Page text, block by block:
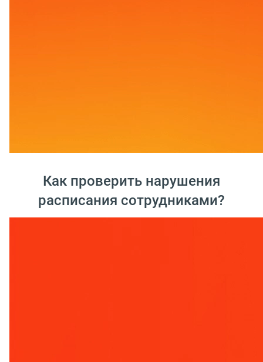
Как проверить нарушения
расписания сотрудниками?